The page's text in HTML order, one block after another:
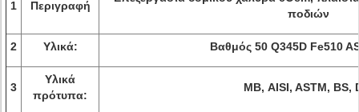
1 Περιγραφή
ποδιών
2 Υλικά: Βαθμός 50 Q345D Fe510
3
Υλικά
πρότυπα:
ΜΒ, AISI, ASTM, BS,